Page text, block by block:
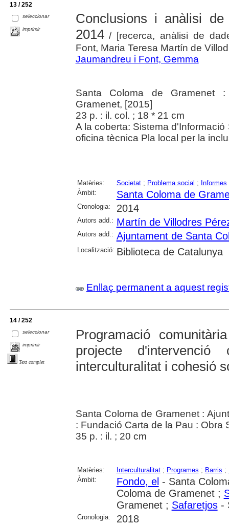
13 / 252
seleccionar
imprimir
Conclusions i anàlisi
2014/ [recerca, anàlisi de
Font, Maria Teresa Martín de
Jaumandreu i Font, Gemma
Santa Coloma de Gramenet
Gramenet, [2015]
23 p. : il. col. ; 18 * 21 cm
A la coberta: Sistema
oficina tècnica Pla local per la
Matèries: Societat; Problema social ; Informes
Àmbit:
Santa Coloma de
Cronologia: 2014
Autors add.: Martín de Villodres
Autors add.: Ajuntament de Santa
Localització: Biblioteca de Catalunya
Enllaç permanent a aquest
14 / 252
seleccionar
imprimir
Text complet
Programació
projecte d'intervenció
interculturalitat i cohesió
Santa Coloma de Gramenet :
: Fundació Carta de la Pau : Obra
35 p. : il. ; 20 cm
Matèries: Interculturalitat; Programes ; Barris ;
Àmbit:
Fondo, el- Santa
Coloma de Gramenet ;
Gramenet ; Safaretjos-
Cronologia: 2018